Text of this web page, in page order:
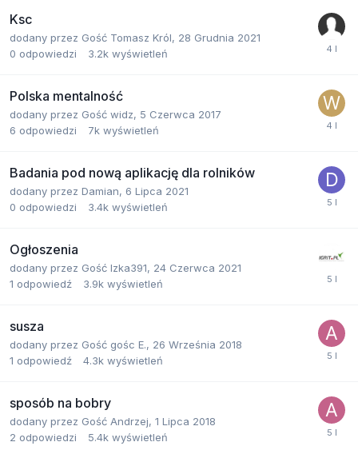
Ksc
dodany przez Gość Tomasz Król, 28 Grudnia 2021
0 odpowiedzi 3.2k wyświetleń
Polska mentalność
dodany przez Gość widz, 5 Czerwca 2017
6 odpowiedzi 7k wyświetleń
Badania pod nową aplikację dla rolników
dodany przez Damian, 6 Lipca 2021
0 odpowiedzi 3.4k wyświetleń
Ogłoszenia
dodany przez Gość Izka391, 24 Czerwca 2021
1 odpowiedź 3.9k wyświetleń
susza
dodany przez Gość gośc E., 26 Września 2018
1 odpowiedź 4.3k wyświetleń
sposób na bobry
dodany przez Gość Andrzej, 1 Lipca 2018
2 odpowiedzi 5.4k wyświetleń